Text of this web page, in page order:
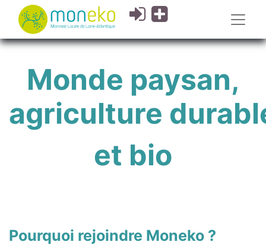
Monde paysan,
agriculture
et bio
Pourquoi rejoindre Moneko ?